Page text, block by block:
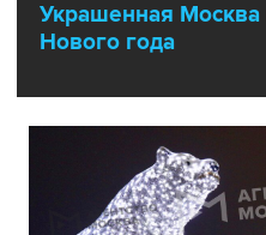
Украшенная Москва
Нового года